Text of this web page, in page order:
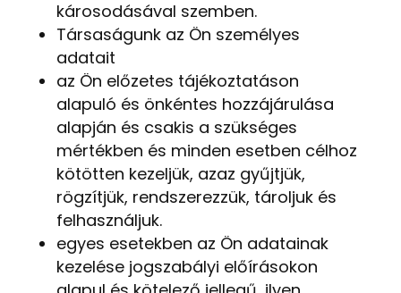
károsodásával szemben.
Társaságunk az Ön személyes
adatait
az Ön előzetes tájékoztatáson
alapuló és önkéntes hozzájárulása
alapján és csakis a szükséges
mértékben és minden esetben célhoz
kötötten kezeljük, azaz gyűjtjük,
rögzítjük, rendszerezzük, tároljuk és
felhasználjuk.
egyes esetekben az Ön adatainak
kezelése jogszabályi előírásokon